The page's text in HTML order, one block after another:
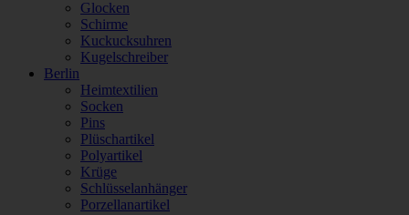
Glocken
Schirme
Kuckucksuhren
Kugelschreiber
Berlin
Heimtextilien
Socken
Pins
Plüschartikel
Polyartikel
Krüge
Schlüsselanhänger
Porzellanartikel